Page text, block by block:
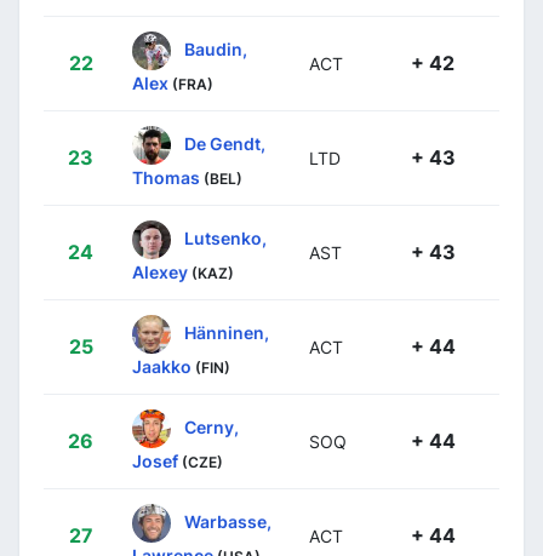
22
Baudin,
Alex (FRA)
ACT + 42
23
De Gendt,
Thomas (BEL)
LTD + 43
24
Lutsenko,
Alexey (KAZ)
AST + 43
25
Hänninen,
Jaakko (FIN)
ACT + 44
26
Cerny,
Josef (CZE)
SOQ + 44
27
Warbasse,
ACT + 44